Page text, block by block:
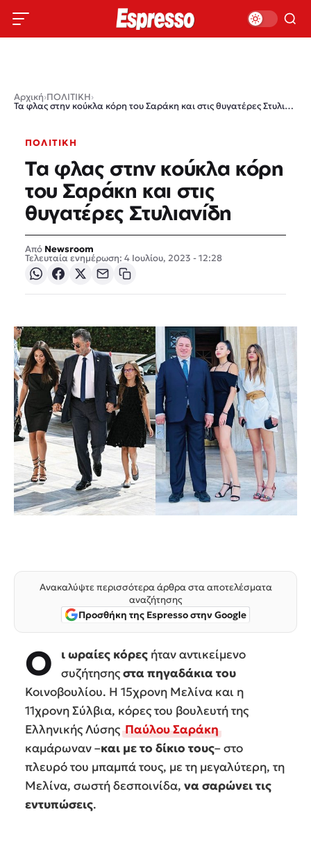
Αρχική›ΠΟΛΙΤΙΚΗ›
Τα φλας στην κούκλα κόρη του Σαράκη και στις θυγατέρες Στυλιανίδη
ΠΟΛΙΤΙΚΗ
Τα φλας στην κούκλα κόρη
του Σαράκη και στις
θυγατέρες Στυλιανίδη
Newsroom
Τελευταία ενημέρωση: 4 Ιουλίου, 2023 - 12:28
Ανακαλύψτε περισσότερα άρθρα στα αποτελέσματα
αναζήτησης
Προσθήκη της Espresso στην Google
Ο ι ωραίες κόρες ήταν αντικείμενο
συζήτησηςστα πηγαδάκια του
Κοινοβουλίου. Η 15χρονη Μελίνα και η
11χρονη Σύλβια, κόρες του βουλευτή της
Ελληνικής ΛύσηςΠαύλου Σαράκη
καμάρωναν –και με το δίκιο τους– στο
πλευρό του μπαμπά τους, με τη μεγαλύτερη, τη
Μελίνα, σωστή δεσποινίδα, να σαρώνει τις
εντυπώσεις.